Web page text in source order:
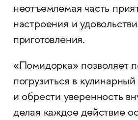
неотъемлемая часть
настроения и
приготовления.
«Помидорка» позволяет
погрузиться в
и обрести уверенность
делая каждое действие